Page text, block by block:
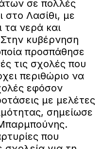
σε πολλές
στο Λασίθι, με
νερά και
κυβέρνηση
προσπάθησε
τις σχολές που
περιθώριο να
εφόσον
με μελέτες
σημείωσε
που